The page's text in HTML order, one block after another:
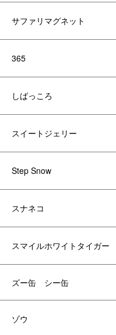
サファリマグネット
365
しばっころ
スイートジェリー
Step Snow
スナネコ
スマイルホワイトタイガー
ズー缶 シー缶
ゾウ